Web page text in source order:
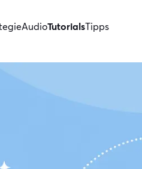
AudioTutorialsTipps